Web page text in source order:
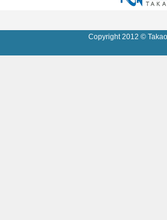
Copyright 2012 ©